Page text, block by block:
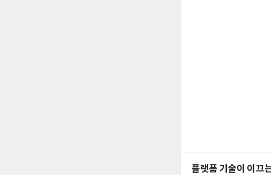
플랫폼 기술이 이끄